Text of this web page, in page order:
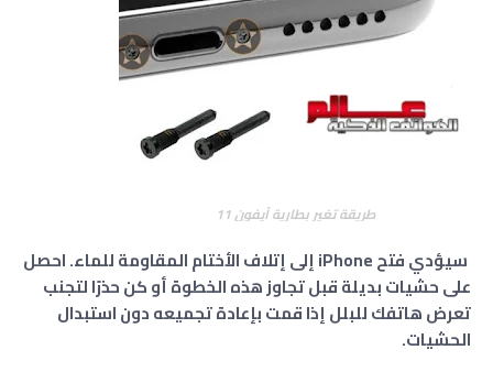
طريقة تغير بطارية آيفون 11
سيؤدي فتح iPhone إلى إتلاف الأختام المقاومة للماء. احصل
على حشيات بديلة قبل تجاوز هذه الخطوة أو كن حذرًا لتجنب
تعرض هاتفك للبلل إذا قمت بإعادة تجميعه دون استبدال
الحشيات.